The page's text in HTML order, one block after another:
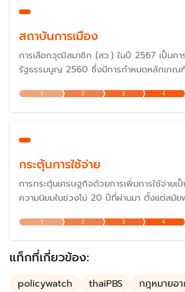
สถาบันการเมือง
การเลือกวุฒิสมาชิก (สว.) ในปี 2567 เป็นกา
รัฐธรรมนูญ 2560 ซึ่งมีการกำหนดหลักเกณฑ์
แตกต่างไปจากรัฐธรรมนูญก่อนหน้านั้น แม้ว่า
เพื่อให้มีวุฒิสมาชิกที่มีความรู้ความสามารถอ
ถูกวิพากษ์วิจารณ์ค่อนข้างมากในเรื่องของก
1 2 3 4
กระตุ้นการใช้จ่าย
การกระตุ้นเศรษฐกิจด้วยการเพิ่มการใช้จ่ายเ
ความนิยมในช่วงไม่ 20 ปีที่ผ่านมา ตั้งแต่สมัย
แม้ว่าจะถูกวิพากษ์วิจารณ์ในเรื่องความสมเห
รัฐบาลอาจกระตุ้นด้วยมาตรการ "ลดหย่อนภา
บัญโดยตรง" หรือ ออกเงินให้บางส่วน เช่น "
1 2 3 4
แท็กที่เกี่ยวข้อง:
policywatch thaiPBS
กฎหมายอา